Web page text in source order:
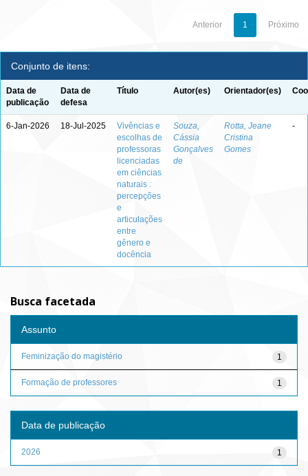
Anterior 1 Próximo
Conjunto de itens:
Data de
publicação
Data de
defesa
Título Autor(es) Orientador(es)
6-Jan-2026 18-Jul-2025
Vivências e
escolhas de
professoras
licenciadas
em ciências
naturais :
percepções
e
articulações
entre
gênero e
docência
Souza,
Cássia
Gonçalves
de
Rotta, Jeane
Cristina
Gomes
-
Busca facetada
Assunto
1
Feminização do magistério
1
Formação de professores
Data de publicação
1
2026